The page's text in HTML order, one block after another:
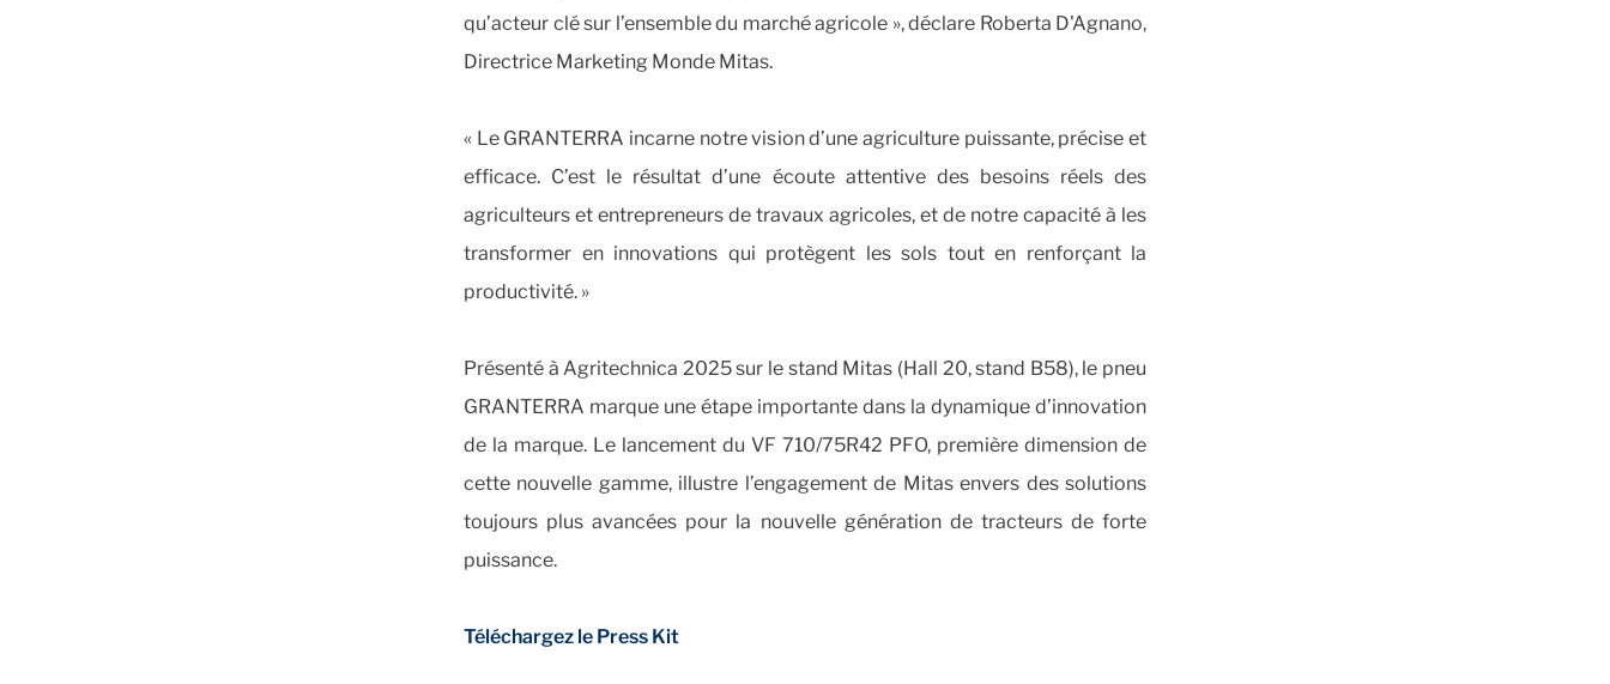
qu’acteur clé sur l’ensemble du marché agricole », déclare Roberta D'Agnano,
Directrice Marketing Monde Mitas.
« Le GRANTERRA incarne notre vision d’une agriculture puissante, précise et
efficace. C’est le résultat d’une écoute attentive des besoins réels des
agriculteurs et entrepreneurs de travaux agricoles, et de notre capacité à les
transformer en innovations qui protègent les sols tout en renforçant la
productivité. »
Présenté à Agritechnica 2025 sur le stand Mitas (Hall 20, stand B58), le pneu
GRANTERRA marque une étape importante dans la dynamique d’innovation
de la marque. Le lancement du VF 710/75R42 PFO, première dimension de
cette nouvelle gamme, illustre l’engagement de Mitas envers des solutions
toujours plus avancées pour la nouvelle génération de tracteurs de forte
puissance.
Téléchargez le Press Kit